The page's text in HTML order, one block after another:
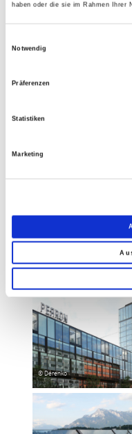
haben oder die sie im Rahmen Ihrer
Notwendig
Präferenzen
Statistiken
Marketing
Restaurantebenen.
Dreifach-
Umgebung frei.